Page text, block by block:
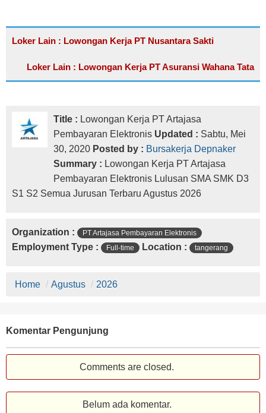
Loker Lain : Lowongan Kerja PT Nusantara Sakti
Loker Lain : Lowongan Kerja PT Asuransi Wahana Tata
Title : Lowongan Kerja PT Artajasa
Pembayaran Elektronis Updated : Sabtu, Mei
30, 2020 Posted by : Bursakerja Depnaker
Summary : Lowongan Kerja PT Artajasa
Pembayaran Elektronis Lulusan SMA SMK D3
S1 S2 Semua Jurusan Terbaru Agustus 2026
Organization : PT Artajasa Pembayaran Elektronis
Employment Type : Full-time Location : tangerang
Home / Agustus / 2026
Komentar Pengunjung
Comments are closed.
Belum ada komentar.